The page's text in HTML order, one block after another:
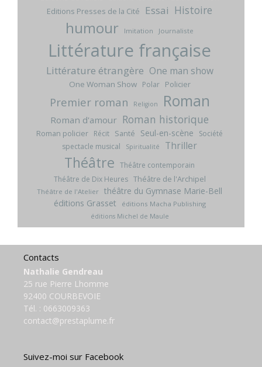
Editions Presses de la Cité Essai Histoire
humour Imitation Journaliste
Littérature française
Littérature étrangère One man show
One Woman Show Polar Policier
Premier roman Religion Roman
Roman d'amour Roman historique
Roman policier Récit Santé Seul-en-scène
Société
spectacle musical
Spiritualité Thriller
Théâtre Théâtre contemporain
Théâtre de Dix Heures Théâtre de l'Archipel
Théâtre de l'Atelier théâtre du Gymnase Marie-Bell
éditions Grasset
éditions Macha Publishing
éditions Michel de Maule
Contacts
Nathalie Gendreau
25 rue Pierre Lhomme
92400 COURBEVOIE
Tél. : 0663009363
contact@prestaplume.fr
Suivez-moi sur Facebook